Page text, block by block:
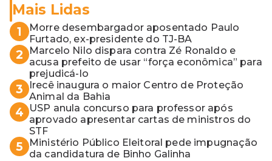
Mais Lidas
1
Morre desembargador aposentado Paulo
Furtado, ex-presidente do TJ-BA
2
Marcelo Nilo dispara contra Zé Ronaldo e
acusa prefeito de usar “força econômica” para
prejudicá-lo
3
Irecê inaugura o maior Centro de Proteção
Animal da Bahia
4
USP anula concurso para professor após
aprovado apresentar cartas de ministros do
STF
5
Ministério Público Eleitoral pede impugnação
da candidatura de Binho Galinha